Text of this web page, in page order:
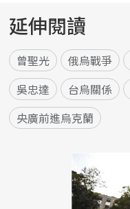
延伸閱讀
曾聖光 俄烏戰爭
吳忠達
台烏關係
央廣前進烏克蘭